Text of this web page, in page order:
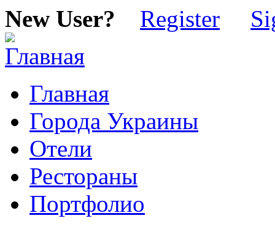
New User? Register
Главная
Города Украины
Отели
Рестораны
Портфолио